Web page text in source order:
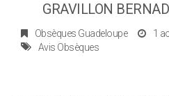
GRAVILLON
Obsèques Guadeloupe
1
Avis Obsèques